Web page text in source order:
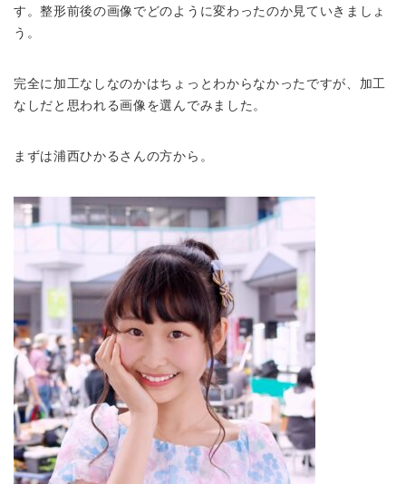
す。整形前後の画像でどのように変わったのか見ていきましょ
う。
完全に加工なしなのかはちょっとわからなかったですが、加工
なしだと思われる画像を選んでみました。
まずは浦西ひかるさんの方から。